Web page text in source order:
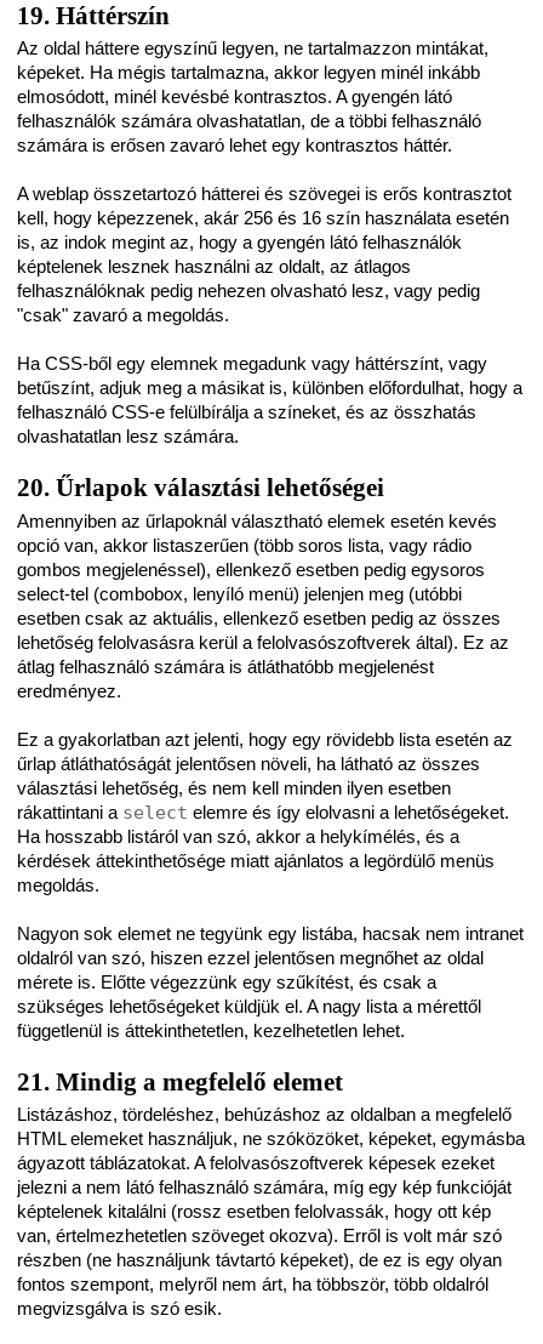
19. Háttérszín
Az oldal háttere egyszínű legyen, ne tartalmazzon mintákat,
képeket. Ha mégis tartalmazna, akkor legyen minél inkább
elmosódott, minél kevésbé kontrasztos. A gyengén látó
felhasználók számára olvashatatlan, de a többi felhasználó
számára is erősen zavaró lehet egy kontrasztos háttér.
A weblap összetartozó hátterei és szövegei is erős kontrasztot
kell, hogy képezzenek, akár 256 és 16 szín használata esetén
is, az indok megint az, hogy a gyengén látó felhasználók
képtelenek lesznek használni az oldalt, az átlagos
felhasználóknak pedig nehezen olvasható lesz, vagy pedig
"csak" zavaró a megoldás.
Ha CSS-ből egy elemnek megadunk vagy háttérszínt, vagy
betűszínt, adjuk meg a másikat is, különben előfordulhat, hogy a
felhasználó CSS-e felülbírálja a színeket, és az összhatás
olvashatatlan lesz számára.
20. Űrlapok választási lehetőségei
Amennyiben az űrlapoknál választható elemek esetén kevés
opció van, akkor listaszerűen (több soros lista, vagy rádio
gombos megjelenéssel), ellenkező esetben pedig egysoros
select-tel (combobox, lenyíló menü) jelenjen meg (utóbbi
esetben csak az aktuális, ellenkező esetben pedig az összes
lehetőség felolvasásra kerül a felolvasószoftverek által). Ez az
átlag felhasználó számára is átláthatóbb megjelenést
eredményez.
Ez a gyakorlatban azt jelenti, hogy egy rövidebb lista esetén az
űrlap átláthatóságát jelentősen növeli, ha látható az összes
választási lehetőség, és nem kell minden ilyen esetben
rákattintani a select elemre és így elolvasni a lehetőségeket.
Ha hosszabb listáról van szó, akkor a helykímélés, és a
kérdések áttekinthetősége miatt ajánlatos a legördülő menüs
megoldás.
Nagyon sok elemet ne tegyünk egy listába, hacsak nem intranet
oldalról van szó, hiszen ezzel jelentősen megnőhet az oldal
mérete is. Előtte végezzünk egy szűkítést, és csak a
szükséges lehetőségeket küldjük el. A nagy lista a mérettől
függetlenül is áttekinthetetlen, kezelhetetlen lehet.
21. Mindig a megfelelő elemet
Listázáshoz, tördeléshez, behúzáshoz az oldalban a megfelelő
HTML elemeket használjuk, ne szóközöket, képeket, egymásba
ágyazott táblázatokat. A felolvasószoftverek képesek ezeket
jelezni a nem látó felhasználó számára, míg egy kép funkcióját
képtelenek kitalálni (rossz esetben felolvassák, hogy ott kép
van, értelmezhetetlen szöveget okozva). Erről is volt már szó
részben (ne használjunk távtartó képeket), de ez is egy olyan
fontos szempont, melyről nem árt, ha többször, több oldalról
megvizsgálva is szó esik.